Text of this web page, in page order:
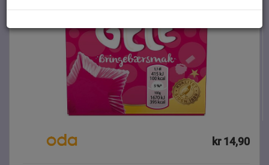
kr 14,90